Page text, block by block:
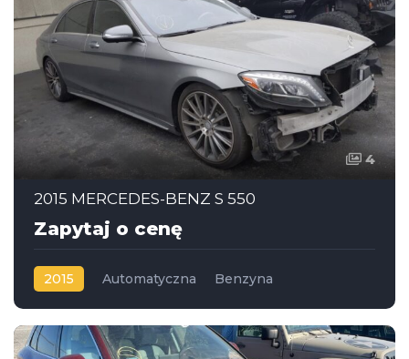
4
2015 MERCEDES-BENZ S 550
Zapytaj o cenę
2015 Automatyczna
Benzyna